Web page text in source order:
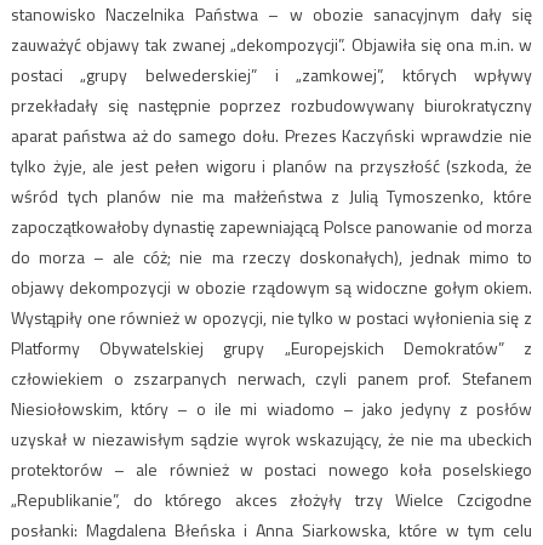
stanowisko Naczelnika Państwa – w obozie sanacyjnym dały się
zauważyć objawy tak zwanej „dekompozycji”. Objawiła się ona m.in. w
postaci „grupy belwederskiej” i „zamkowej”, których wpływy
przekładały się następnie poprzez rozbudowywany biurokratyczny
aparat państwa aż do samego dołu. Prezes Kaczyński wprawdzie nie
tylko żyje, ale jest pełen wigoru i planów na przyszłość (szkoda, że
wśród tych planów nie ma małżeństwa z Julią Tymoszenko, które
zapoczątkowałoby dynastię zapewniającą Polsce panowanie od morza
do morza – ale cóż; nie ma rzeczy doskonałych), jednak mimo to
objawy dekompozycji w obozie rządowym są widoczne gołym okiem.
Wystąpiły one również w opozycji, nie tylko w postaci wyłonienia się z
Platformy Obywatelskiej grupy „Europejskich Demokratów” z
człowiekiem o zszarpanych nerwach, czyli panem prof. Stefanem
Niesiołowskim, który – o ile mi wiadomo – jako jedyny z posłów
uzyskał w niezawisłym sądzie wyrok wskazujący, że nie ma ubeckich
protektorów – ale również w postaci nowego koła poselskiego
„Republikanie”, do którego akces złożyły trzy Wielce Czcigodne
posłanki: Magdalena Błeńska i Anna Siarkowska, które w tym celu